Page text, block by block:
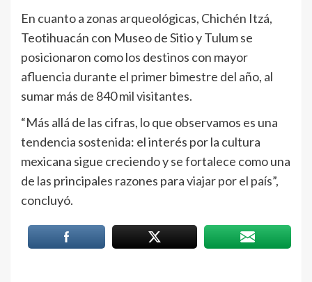
En cuanto a zonas arqueológicas, Chichén Itzá,
Teotihuacán con Museo de Sitio y Tulum se
posicionaron como los destinos con mayor
afluencia durante el primer bimestre del año, al
sumar más de 840 mil visitantes.
“Más allá de las cifras, lo que observamos es una
tendencia sostenida: el interés por la cultura
mexicana sigue creciendo y se fortalece como una
de las principales razones para viajar por el país”,
concluyó.